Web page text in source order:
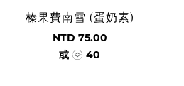
榛果費南雪 (蛋奶素)
NTD 75.00
或
40